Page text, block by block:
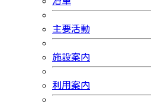
主要活動
施設案内
利用案内